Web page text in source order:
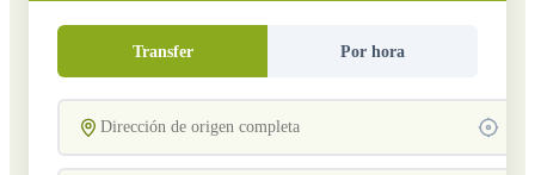
Transfer Por hora